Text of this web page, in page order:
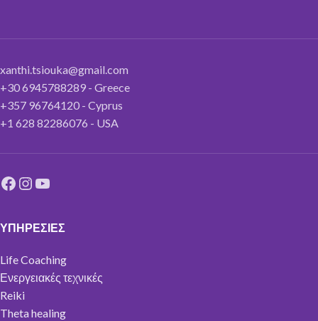
xanthi.tsiouka@gmail.com
+30 6945788289 - Greece
+357 96764120 - Cyprus
+1 628 82286076 - USA
ΥΠΗΡΕΣΙΕΣ
Life Coaching
Ενεργειακές τεχνικές
Reiki
Theta healing